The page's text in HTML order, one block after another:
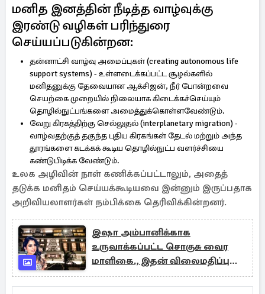
மனித இனத்தின் நீடித்த வாழ்வுக்கு
இரண்டு வழிகள் பரிந்துரை
செய்யப்படுகின்றன:
தன்னாட்சி வாழ்வு அமைப்புகள் (creating autonomous life
support systems) - உள்ளடைக்கப்பட்ட சூழல்களில்
மனிதனுக்கு தேவையான ஆக்சிஜன், நீர் போன்றவை
செயற்கை முறையில் நிலையாக கிடைக்கச்செய்யும்
தொழில்நுட்பங்களை அமைத்துக்கொள்ளவேண்டும்.
வேறு கிரகத்திற்கு செல்லுதல் (interplanetary migration) -
வாழ்வதற்குத் தகுந்த புதிய கிரகங்கள் தேடல் மற்றும் அந்த
தூரங்களை கடக்கக் கூடிய தொழில்நுட்ப வளர்ச்சியை
கண்டுபிடிக்க வேண்டும்.
உலக அழிவின் நாள் கணிக்கப்பட்டாலும், அதைத்
தடுக்க மனிதம் செய்யக்கூடியவை இன்னும் இருப்பதாக
அறிவியலாளர்கள் நம்பிக்கை தெரிவிக்கின்றனர்.
இஷா அம்பானிக்காக
உருவாக்கப்பட்ட சொகுசு வைர
மாளிகை., இதன் விலைமதிப்பு
என்ன தெரியுமா?